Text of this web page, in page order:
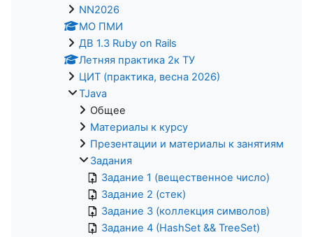
NN2026
МО ПМИ
ДВ 1.3 Ruby on Rails
Летняя практика 2к ТУ
ЦИТ (практика, весна 2026)
TJava
Общее
Материалы к курсу
Презентации и материалы к занятиям
Задания
Задание 1 (вещественное число)
Задание 2 (стек)
Задание 3 (коллекция символов)
Задание 4 (HashSet && TreeSet)